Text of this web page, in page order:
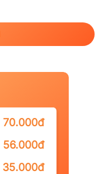
70.000đ
56.000đ
35.000đ